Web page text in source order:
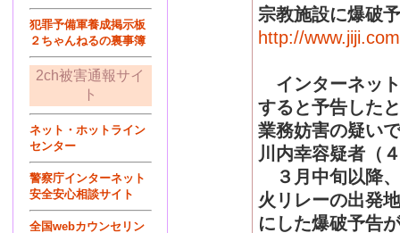
犯罪予備軍養成掲示板
２ちゃんねるの裏事簿
2ch被害通報サイ
ト
ネット・ホットライン
センター
警察庁インターネット
安全安心相談サイト
全国webカウンセリン
宗教施設に爆破
http://
インターネッ
すると予告した
業務妨害の疑い
川内幸容疑者（
３月中旬以降
火リレーの出発
にした爆破予告